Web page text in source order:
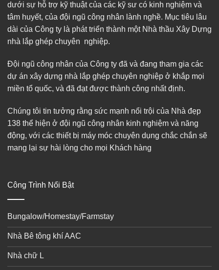
dưới sự hỗ trợ kỹ thuật của các kỹ sư có kinh nghiệm và
tâm huyết, của đội ngũ công nhân lành nghề. Mục tiêu lâu
dài của Công ty là phát triển thành một Nhà thầu Xây Dựng
nhà lắp ghép chuyên nghiệp.
Đội ngũ công nhân của Công ty đã và đang tham gia các
dự án xây dựng nhà lắp ghép chuyên nghiệp ở khắp mọi
miền tổ quốc, và đã đạt được thành công nhất định.
Chúng tôi tin tưởng rằng sức mạnh nổi trội của Nhà đẹp
138 thể hiện ở đội ngũ công nhân kinh nghiệm và năng
động, với các thiết bị máy móc chuyên dụng chắc chắn sẽ
mang lại sự hài lòng cho mọi Khách hàng
Công Trình Nổi Bật
Bungalow/Homestay/Farmstay
Nhà Bê tông khí AAC
Nhà chữ L